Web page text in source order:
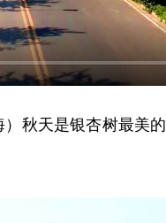
秋天是银杏树最美